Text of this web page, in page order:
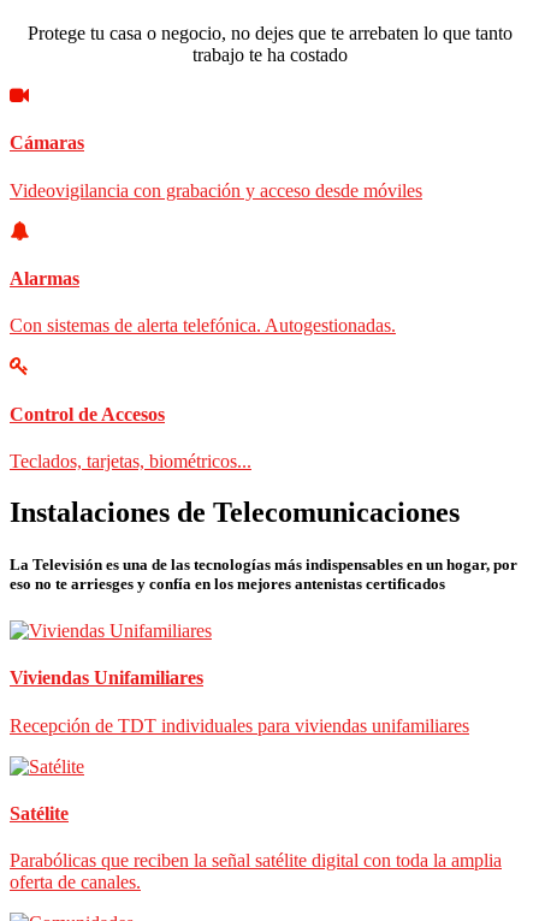
Protege tu casa o negocio, no dejes que te arrebaten lo que tanto
trabajo te ha costado
Cámaras
Videovigilancia con grabación y acceso desde móviles
Alarmas
Con sistemas de alerta telefónica. Autogestionadas.
Control de Accesos
Teclados, tarjetas, biométricos...
Instalaciones de Telecomunicaciones
La Televisión es una de las tecnologías más indispensables en un hogar, por
eso no te arriesges y confía en los mejores antenistas certificados
Viviendas Unifamiliares
Recepción de TDT individuales para viviendas unifamiliares
Satélite
Parabólicas que reciben la señal satélite digital con toda la amplia
oferta de canales.